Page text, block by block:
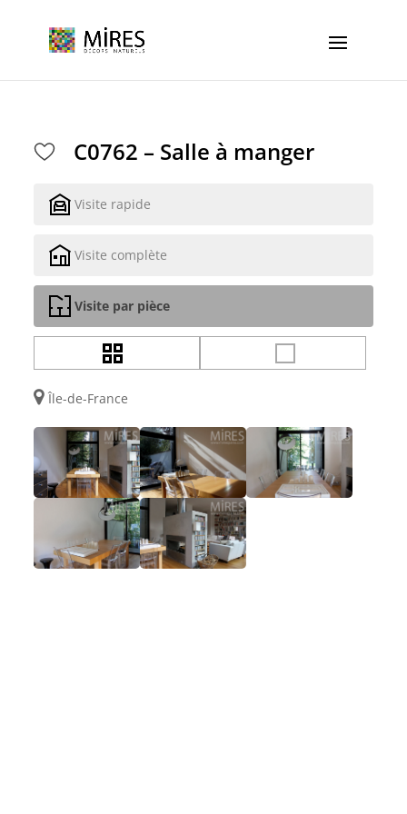
C0762 – Salle à manger
Visite rapide
Visite complète
Visite par pièce
Île-de-France